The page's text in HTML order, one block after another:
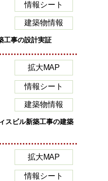
情報シート
建築物情報
工事の設計実証
拡大MAP
情報シート
建築物情報
スビル新築工事の建築
拡大MAP
情報シート